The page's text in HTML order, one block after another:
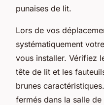
punaises de lit.
Lors de vos
systématiquement
vous installer. Vérifiez
tête de lit et les
brunes
fermés dans la salle